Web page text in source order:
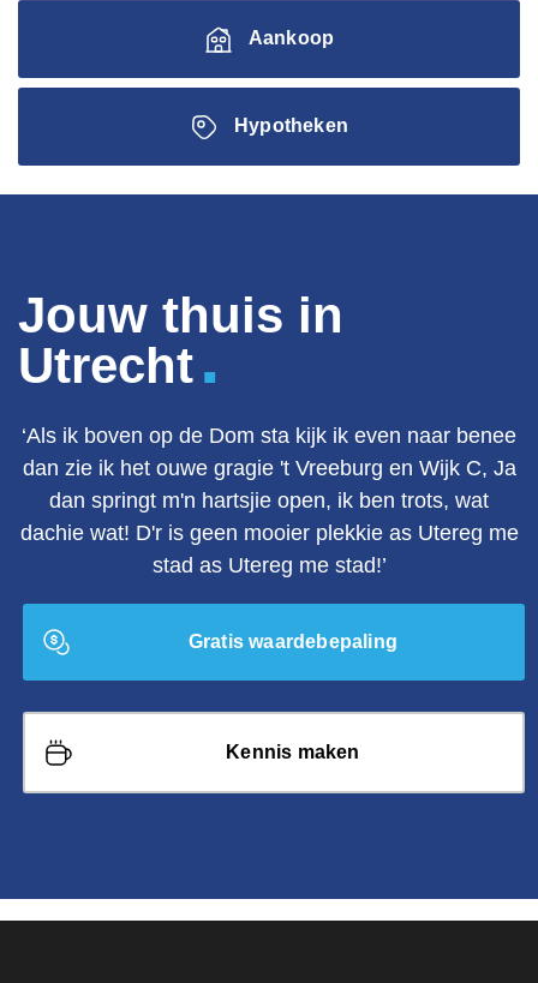
Aankoop
Hypotheken
Jouw thuis in
Utrecht.
‘Als ik boven op de Dom sta kijk ik even naar benee
dan zie ik het ouwe gragie 't Vreeburg en Wijk C, Ja
dan springt m'n hartsjie open, ik ben trots, wat
dachie wat! D'r is geen mooier plekkie as Utereg me
stad as Utereg me stad!’
Gratis waardebepaling
Kennis maken